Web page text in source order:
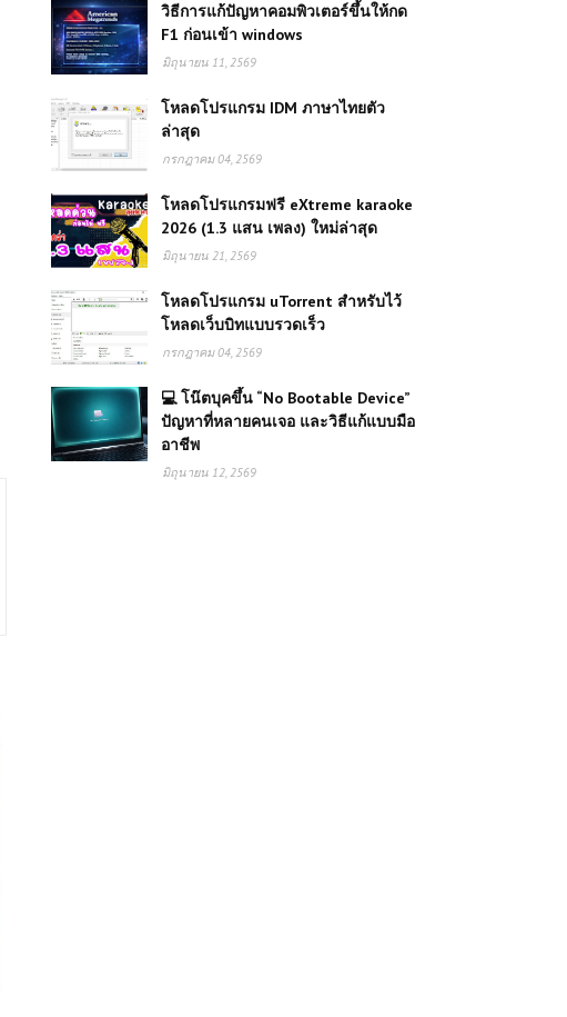
วิธีการแก้ปัญหาคอมพิวเตอร์ขึ้นให้กด
F1 ก่อนเข้า windows
มิถุนายน 11, 2569
โหลดโปรแกรม IDM ภาษาไทยตัว
ล่าสุด
กรกฎาคม 04, 2569
โหลดโปรแกรมฟรี eXtreme karaoke
2026 (1.3 แสน เพลง) ใหม่ล่าสุด
มิถุนายน 21, 2569
โหลดโปรแกรม uTorrent สำหรับไว้
โหลดเว็บบิทแบบรวดเร็ว
กรกฎาคม 04, 2569
💻 โน๊ตบุคขึ้น “No Bootable Device”
ปัญหาที่หลายคนเจอ และวิธีแก้แบบมือ
อาชีพ
มิถุนายน 12, 2569